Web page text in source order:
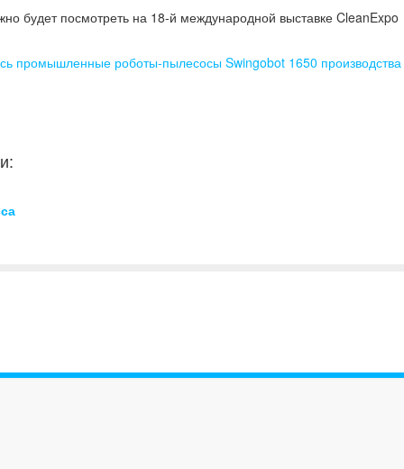
будет посмотреть на 18-й международной выставке CleanExpo
промышленные роботы-пылесосы Swingobot 1650 производства